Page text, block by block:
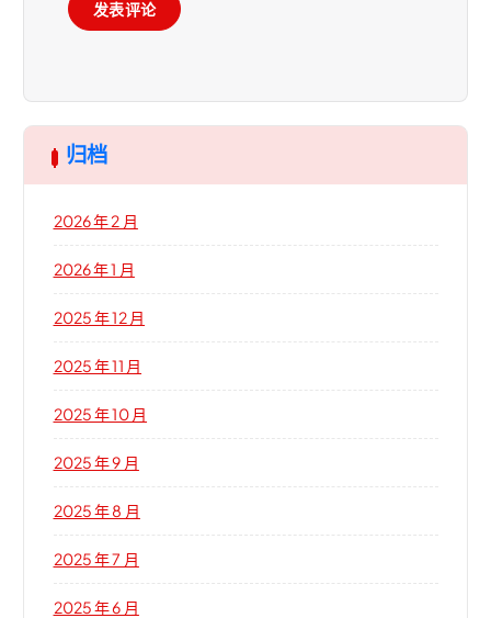
归档
2026 年 2 月
2026 年 1 月
2025 年 12 月
2025 年 11 月
2025 年 10 月
2025 年 9 月
2025 年 8 月
2025 年 7 月
2025 年 6 月